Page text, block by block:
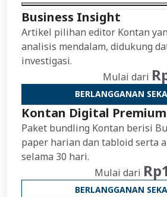
Business Insight
Artikel pilihan editor Kontan
analisis mendalam, didukung
investigasi.
Mulai dari
BERLANGGANAN
Kontan Digital Premium
Paket bundling Kontan berisi
paper harian dan tabloid serta
selama 30 hari.
Mulai dari
BERLANGGANAN